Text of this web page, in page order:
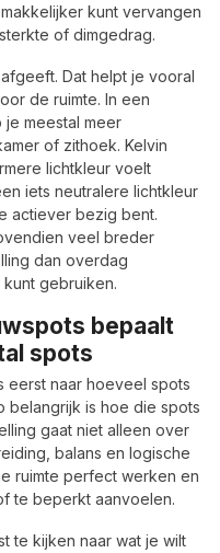
kunt vervangen
of dimgedrag.
Dat helpt je vooral
de ruimte. In een
meestal meer
of zithoek. Kelvin
lichtkleur voelt
iets neutralere lichtkleur
actiever bezig bent.
veel breder
dan overdag
gebruiken.
bepaalt
spots
eerst naar hoeveel spots
belangrijk is hoe die spots
gaat niet alleen over
balans en logische
ruimte perfect werken en
te beperkt aanvoelen.
te kijken naar wat je wilt